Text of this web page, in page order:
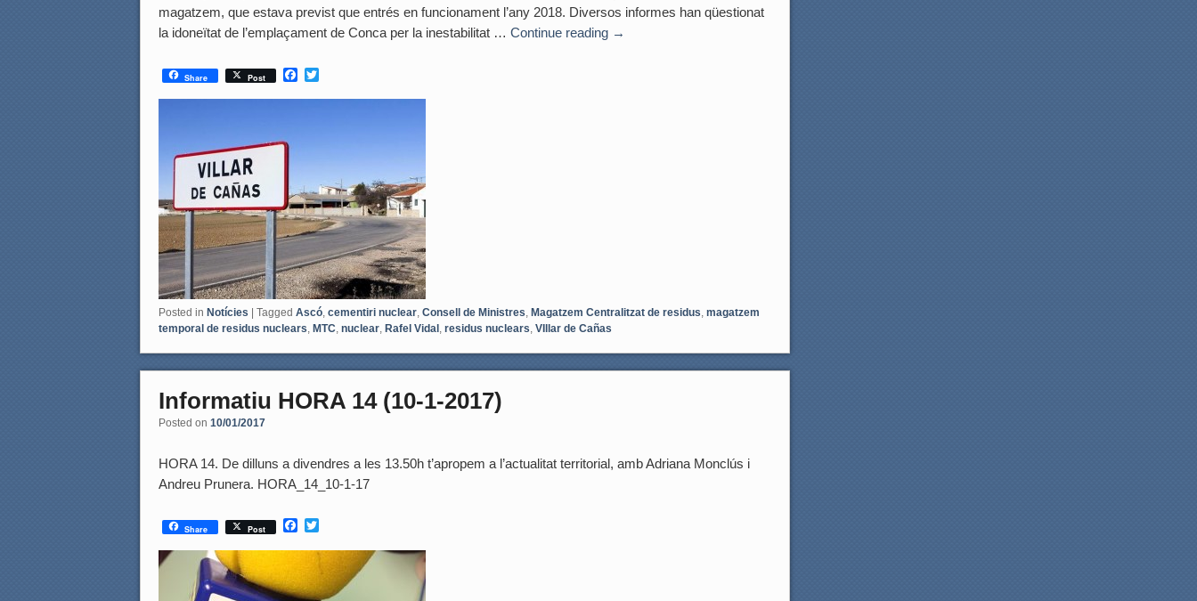
magatzem, que estava previst que entrés en funcionament l’any 2018. Diversos informes han qüestionat
la idoneïtat de l’emplaçament de Conca per la inestabilitat … Continue reading →
Share Post
F
c
i
Posted in Notícies Tagged Ascó, cementiri nuclear, Consell de Ministres, Magatzem Centralitzat de residus, magatzem
temporal de residus nuclears, MTC, nuclear, Rafel Vidal , residus nuclears, VIllar de Cañas
Informatiu HORA 14 (10-1-2017)
Posted on 10/01/2017
HORA 14. De dilluns a divendres a les 13.50h t’apropem a l’actualitat territorial, amb Adriana Monclús i
Andreu Prunera. HORA_14_10-1-17
Share Post
F
c
b
o
i
t
e